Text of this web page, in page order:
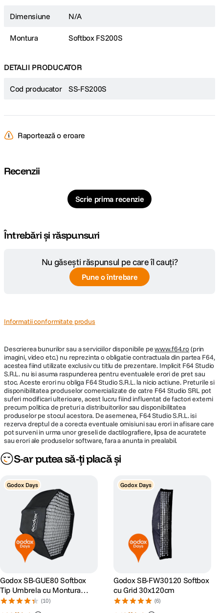
Dimensiune N/A
Montura Softbox FS200S
DETALII PRODUCATOR
Cod producator SS-FS200S
Raportează o eroare
Recenzii
Scrie prima recenzie
Întrebări și răspunsuri
Nu găsești răspunsul pe care îl cauți?
Pune o întrebare
Informatii conformitate produs
Descrierea bunurilor sau a serviciilor disponibile pewww.f64.ro(prin
imagini, video etc.) nu reprezinta o obligatie contractuala din partea F64,
acestea fiind utilizate exclusiv cu titlu de prezentare. Implicit F64 Studio
S.R.L. nu isi asuma raspunderea pentru eventualele erori de pret sau
stoc. Aceste erori nu obliga F64 Studio S.R.L. la nicio actiune. Preturile si
disponibilitatea produselor comercializate de catre F64 Studio SRL pot
suferi modificari ulterioare, acest lucru fiind influentat de factori externi
precum politica de preturi a distribuitorilor sau disponibilitatea
produselor pe stocul acestora. De asemenea, F64 Studio S.R.L. isi
rezerva dreptul de a corecta eventuale omisiuni sau erori in afisare care
pot surveni in urma unor greseli de dactilografiere, lipsa de acuratete
sau erori ale produselor software, fara a anunta in prealabil.
S-ar putea să-ți placă și
Godox Days
Godox SB-GUE80 Softbox
Tip Umbrela cu Montura
Bowens Octa 80cm
(10)
Godox Days
Godox SB-FW30120 Softbox
cu Grid 30x120cm
(6)